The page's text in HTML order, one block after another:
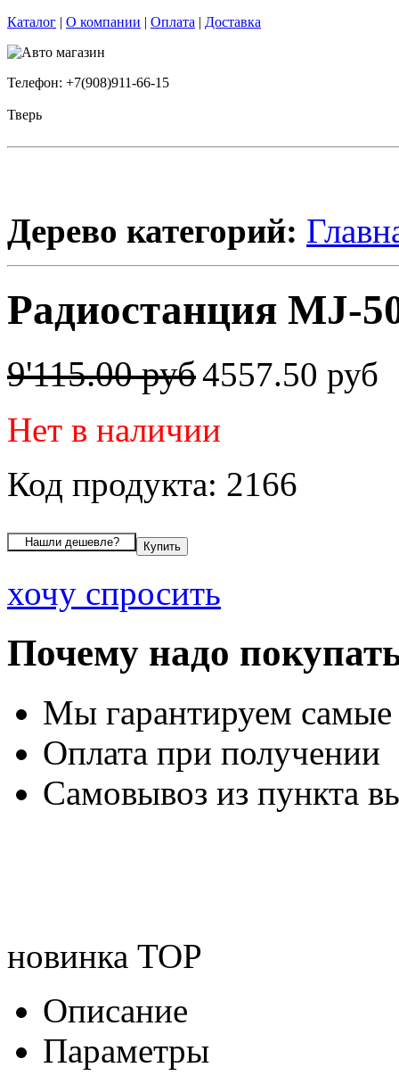
Каталог | О компании | Оплата | Доставка
Телефон: +7(908)911-66-15
Тверь
Дерево категорий:
Радиостанция MJ-
9'115.00 руб4557.50 руб
Нет в наличии
Код продукта: 2166
хочу спросить
Почему надо
Мы гарантируем
Оплата при получении
Самовывоз из пункта
новинка TOP
Описание
Параметры